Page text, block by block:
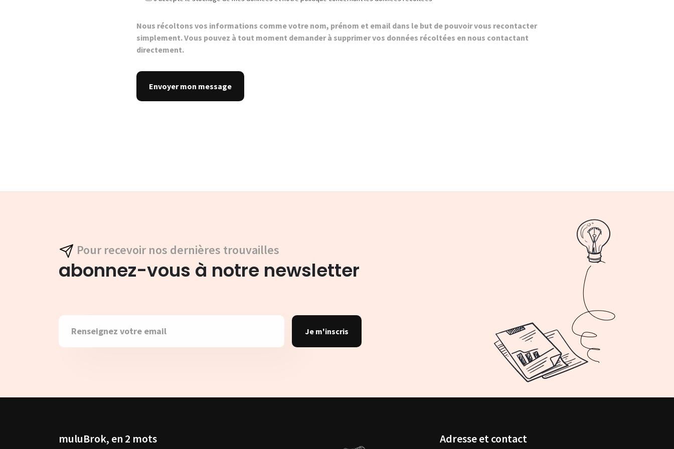
Nous récoltons vos informations comme votre nom, prénom et email dans le but de pouvoir vous recontacter
simplement. Vous pouvez à tout moment demander à supprimer vos données récoltées en nous contactant
directement.
Pour recevoir nos dernières trouvailles
abonnez-vous à notre newsletter
Je m'inscris
muluBrok, en 2 mots Adresse et contact